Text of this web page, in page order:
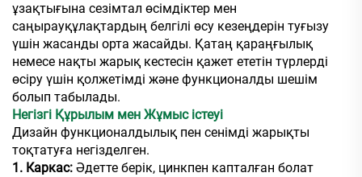
ұзақтығына сезімтал өсімдіктер мен
саңырауқұлақтардың белгілі өсу кезеңдерін туғызу
үшін жасанды орта жасайды. Қатаң қараңғылық
немесе нақты жарық кестесін қажет ететін түрлерді
өсіру үшін қолжетімді және функционалды шешім
болып табылады.
Негізгі Құрылым мен Жұмыс істеуі
Дизайн функционалдылық пен сенімді жарықты
тоқтатуға негізделген.
1. Каркас: Әдетте берік, цинкпен капталған болат